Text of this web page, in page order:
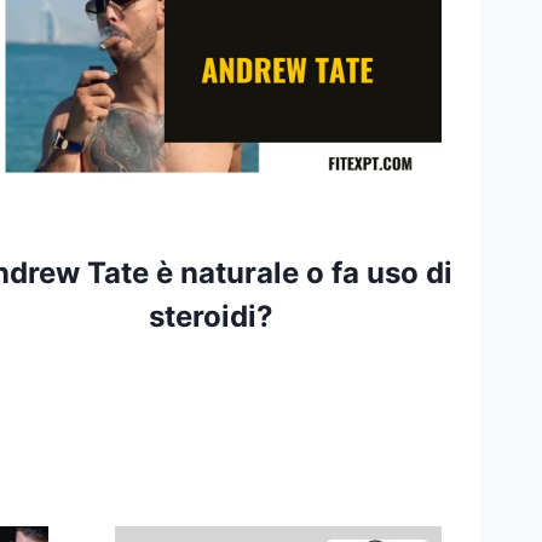
Tate è naturale o fa uso di
steroidi?